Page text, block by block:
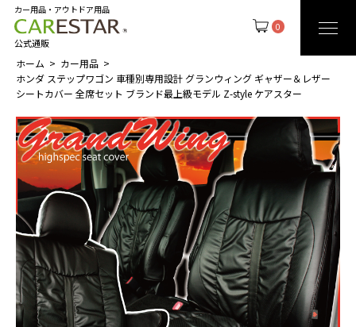
0
カー用品・アウトドア用品
公式通販
ホーム
カー用品
ホンダ ステップワゴン 車種別専用設計 グランウィング ギャザー＆レザー
シートカバー 全席セット ブランド最上級モデル Z-style ケアスター